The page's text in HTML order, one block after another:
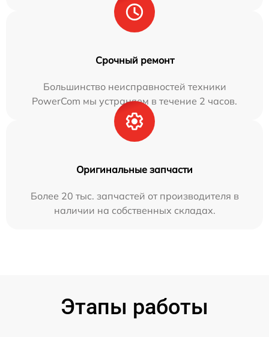
Срочный ремонт
Большинство неисправностей техники
PowerCom мы устраняем в течение 2 часов.
Оригинальные запчасти
Более 20 тыс. запчастей от производителя в
наличии на собственных складах.
Этапы работы